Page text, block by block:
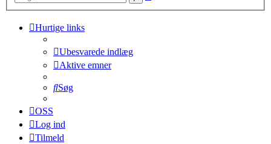
Hurtige links
Ubesvarede indlæg
Aktive emner
Søg
OSS
Log ind
Tilmeld